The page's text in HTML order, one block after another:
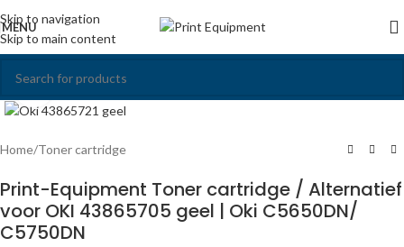
Skip to navigation
Skip to main content
MENU
Click to enlarge
Home/Toner cartridge
Print-Equipment Toner cartridge / Alternatief
voor OKI 43865705 geel | Oki C5650DN/
C5750DN